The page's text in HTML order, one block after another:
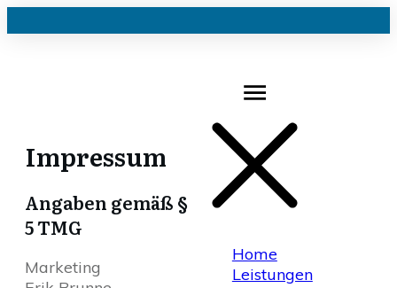
Home
Leistungen
Impressum
Angaben gemäß §
5 TMG
Marketing